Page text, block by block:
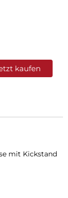
kaufen
mit Kickstand